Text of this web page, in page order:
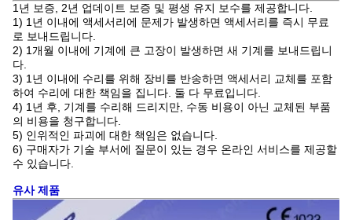
1년 보증, 2년 업데이트 보증 및 평생 유지 보수를 제공합니다.
1) 1년 이내에 액세서리에 문제가 발생하면 액세서리를 즉시 무료
로 보내드립니다.
2) 1개월 이내에 기계에 큰 고장이 발생하면 새 기계를 보내드립니
다.
3) 1년 이내에 수리를 위해 장비를 반송하면 액세서리 교체를 포함
하여 수리에 대한 책임을 집니다. 둘 다 무료입니다.
4) 1년 후, 기계를 수리해 드리지만, 수동 비용이 아닌 교체된 부품
의 비용을 청구합니다.
5) 인위적인 파괴에 대한 책임은 없습니다.
6) 구매자가 기술 부서에 질문이 있는 경우 온라인 서비스를 제공할
수 있습니다.
유사 제품